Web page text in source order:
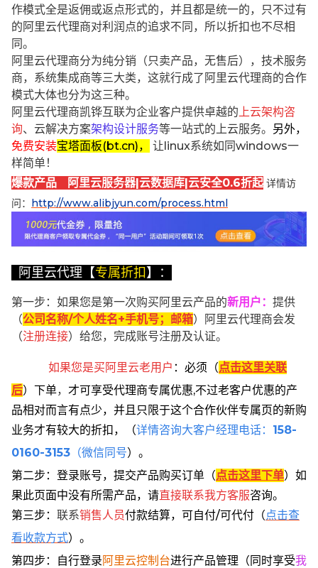
作模式全是返佣或返点形式的，并且都是统一的，只不过有
的阿里云代理商对利润点的追求不同，所以折扣也不尽相
同。
阿里云代理商分为纯分销（只卖产品，无售后），技术服务
商，系统集成商等三大类，这就行成了阿里云代理商的合作
模式大体也分为这三种。
阿里云代理商凯铧互联为企业客户提供卓越的 上云架构咨
询、云解决方案架构设计服务等一站式的上云服务。 另外，
免费安装宝塔面板(bt.cn)，
让linux系统如同windows一
样简单！
爆款产品 阿里云服务器|云数据库|云安全0.6折起 详情访
问： http://www.alibjyun.com/process.html
阿里云代理【专属折扣】：
第一步：如果您是第一次购买阿里云产品的新用户 ： 提供
（公司名称/个人姓名+手机号；邮箱）阿里云代理商会发
（注册连接）给您，完成账号注册及认证。
如果您是买阿里云老用户 ： 必须 （点击这里关联
后） 下单， 才可享受代理商专属优惠,不过老客户优惠的产
品相对而言有点少，并且只限于这个合作伙伴专属页的新购
业务才有较大的折扣，
（详情咨询大客户经理电话： 158-
0160-3153 （微信同号）。
第二步：登录账号，提交产品购买订单（点击这里下单） 如
果此页面中没有所需产品，请直接联系我方客服咨询。
第三步： 联系销售人员付款结算，可自付/可代付（点击查
看收款方式）。
第四步：自行登录阿里云控制台进行产品管理（同时享受我